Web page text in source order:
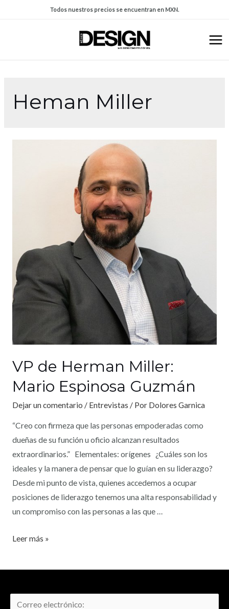
Todos nuestros precios se encuentran en MXN.
Heman Miller
VP de Herman Miller:
Mario Espinosa Guzmán
Dejar un comentario / Entrevistas / Por Dolores Garnica
“Creo con firmeza que las personas empoderadas como
dueñas de su función u oficio alcanzan resultados
extraordinarios.” Elementales: orígenes ¿Cuáles son los
ideales y la manera de pensar que lo guían en su liderazgo?
Desde mi punto de vista, quienes accedemos a ocupar
posiciones de liderazgo tenemos una alta responsabilidad y
un compromiso con las personas a las que …
Leer más »